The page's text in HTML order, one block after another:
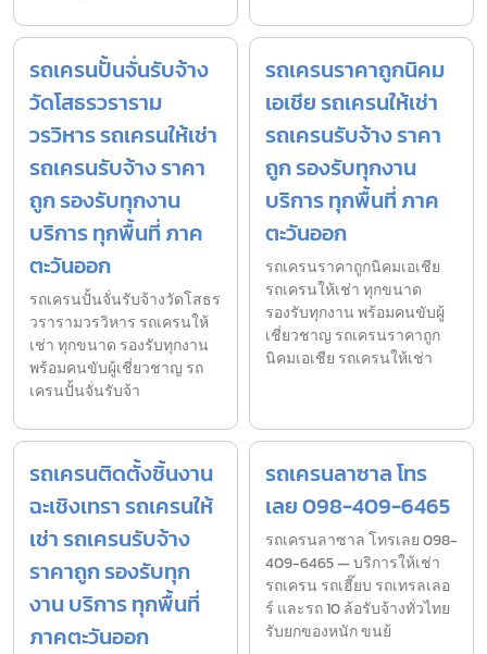
รถเครนปั้นจั่นรับจ้าง
วัดโสธรวราราม
วรวิหาร รถเครนให้เช่า
รถเครนรับจ้าง ราคา
ถูก รองรับทุกงาน
บริการ ทุกพื้นที่ ภาค
ตะวันออก
รถเครนปั้นจั่นรับจ้างวัดโสธร
วรารามวรวิหาร รถเครนให้
เช่า ทุกขนาด รองรับทุกงาน
พร้อมคนขับผู้เชี่ยวชาญ รถ
เครนปั้นจั่นรับจ้า
รถเครนราคาถูกนิคม
เอเชีย รถเครนให้เช่า
รถเครนรับจ้าง ราคา
ถูก รองรับทุกงาน
บริการ ทุกพื้นที่ ภาค
ตะวันออก
รถเครนราคาถูกนิคมเอเชีย
รถเครนให้เช่า ทุกขนาด
รองรับทุกงาน พร้อมคนขับผู้
เชี่ยวชาญ รถเครนราคาถูก
นิคมเอเชีย รถเครนให้เช่า
รถเครนติดตั้งชิ้นงาน
ฉะเชิงเทรา รถเครนให้
เช่า รถเครนรับจ้าง
ราคาถูก รองรับทุก
งาน บริการ ทุกพื้นที่
ภาคตะวันออก
รถเครนลาซาล โทร
เลย 098-409-6465
รถเครนลาซาล โทรเลย 098-
409-6465 — บริการให้เช่า
รถเครน รถเฮี๊ยบ รถเทรลเลอ
ร์ และรถ 10 ล้อรับจ้างทั่วไทย
รับยกของหนัก ขนย้